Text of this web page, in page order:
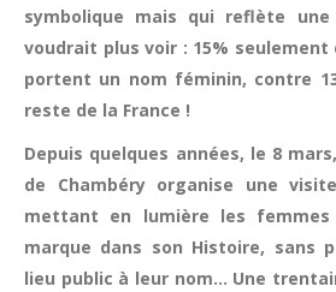
symbolique mais qui reflète
voudrait plus voir : 15% seulement
portent un nom féminin, contre
reste de la France !
Depuis quelques années, le 8
de Chambéry organise une
mettant en lumière les
marque dans son Histoire, sans
lieu public à leur nom… Une